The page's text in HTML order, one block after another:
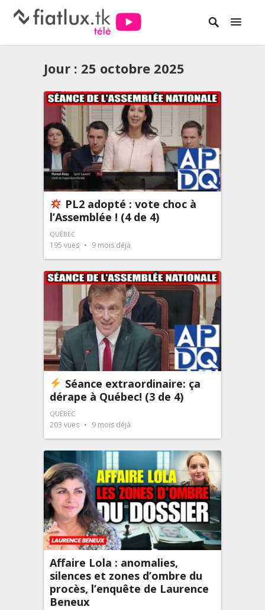
Jour : 25 octobre 2025
PL2 adopté : vote choc à
l’Assemblée ! (4 de 4)
QUÉBEC
195 vues 9 mois déjà
Séance extraordinaire: ça
dérape à Québec! (3 de 4)
QUÉBEC
203 vues 9 mois déjà
Affaire Lola : anomalies,
silences et zones d’ombre du
procès, l’enquête de Laurence
Beneux